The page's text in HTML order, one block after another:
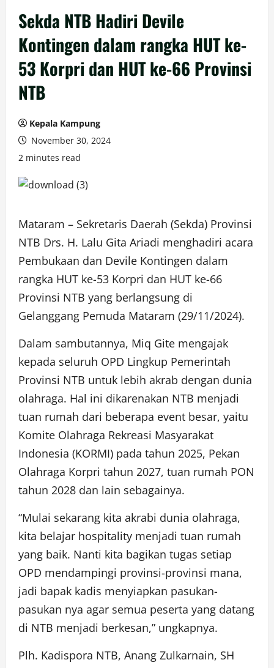
Sekda NTB Hadiri Devile
Kontingen dalam rangka HUT ke-
53 Korpri dan HUT ke-66 Provinsi
NTB
Kepala Kampung
November 30, 2024
2 minutes read
Mataram – Sekretaris Daerah (Sekda) Provinsi
NTB Drs. H. Lalu Gita Ariadi menghadiri acara
Pembukaan dan Devile Kontingen dalam
rangka HUT ke-53 Korpri dan HUT ke-66
Provinsi NTB yang berlangsung di
Gelanggang Pemuda Mataram (29/11/2024).
Dalam sambutannya, Miq Gite mengajak
kepada seluruh OPD Lingkup Pemerintah
Provinsi NTB untuk lebih akrab dengan dunia
olahraga. Hal ini dikarenakan NTB menjadi
tuan rumah dari beberapa event besar, yaitu
Komite Olahraga Rekreasi Masyarakat
Indonesia (KORMI) pada tahun 2025, Pekan
Olahraga Korpri tahun 2027, tuan rumah PON
tahun 2028 dan lain sebagainya.
“Mulai sekarang kita akrabi dunia olahraga,
kita belajar hospitality menjadi tuan rumah
yang baik. Nanti kita bagikan tugas setiap
OPD mendampingi provinsi-provinsi mana,
jadi bapak kadis menyiapkan pasukan-
pasukan nya agar semua peserta yang datang
di NTB menjadi berkesan,” ungkapnya.
Plh. Kadispora NTB, Anang Zulkarnain, SH